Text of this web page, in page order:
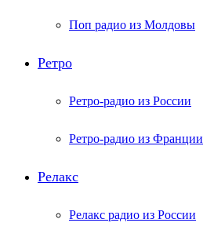
Поп радио из Молдовы
Ретро
Ретро-радио из России
Ретро-радио из Франции
Релакс
Релакс радио из России